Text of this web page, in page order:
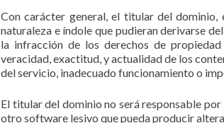
Con carácter general, el titular del dominio,
naturaleza e índole que pudieran derivarse
la infracción de los derechos de
veracidad, exactitud, y actualidad de los
del servicio, inadecuado funcionamiento o
El titular del dominio no será responsable
otro software lesivo que pueda producir